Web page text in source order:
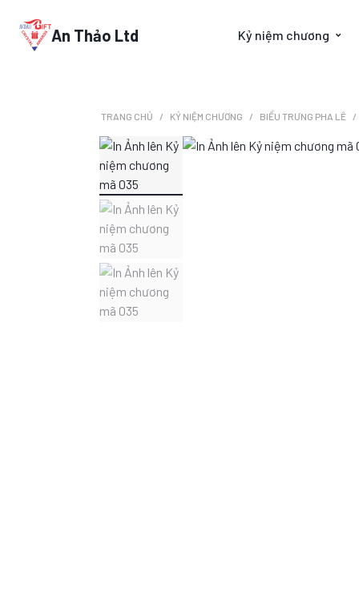
An Thảo Ltd Kỷ niệm chương
TRANG CHỦ KỶ NIỆM CHƯƠNG BIỂU TRƯNG PHA LÊ